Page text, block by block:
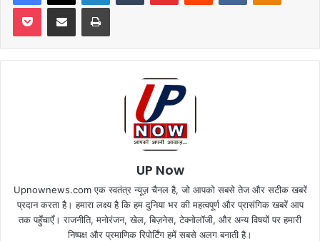
Pocket Share via Email Print
UP Now
Upnownews.com एक स्वतंत्र न्यूज़ चैनल है, जो आपको सबसे तेज और सटीक खबरें
प्रदान करता है। हमारा लक्ष्य है कि हम दुनिया भर की महत्वपूर्ण और प्रासंगिक खबरें आप
तक पहुँचाएँ। राजनीति, मनोरंजन, खेल, बिज़नेस, टेक्नोलॉजी, और अन्य विषयों पर हमारी
निष्पक्ष और प्रमाणिक रिपोर्टिंग हमें सबसे अलग बनाती है।